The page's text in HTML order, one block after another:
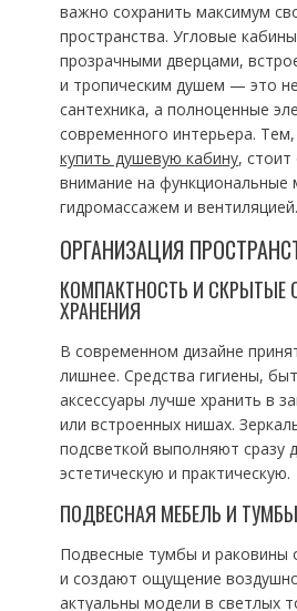
важно сохранить максимум
пространства. Угловые
прозрачными дверцами,
и тропическим душем — это
сантехника, а полноценные
современного интерьера.
купить душевую кабину, стоит
внимание на функциональные
гидромассажем и вентиляцией.
ОРГАНИЗАЦИЯ
КОМПАКТНОСТЬ И СКРЫТЫЕ
ХРАНЕНИЯ
В современном дизайне
лишнее. Средства гигиены,
аксессуары лучше хранить в
или встроенных нишах.
подсветкой выполняют сразу
эстетическую и практическую.
ПОДВЕСНАЯ МЕБЕЛЬ И ТУМБЫ
Подвесные тумбы и раковины
и создают ощущение
актуальны модели в светлых